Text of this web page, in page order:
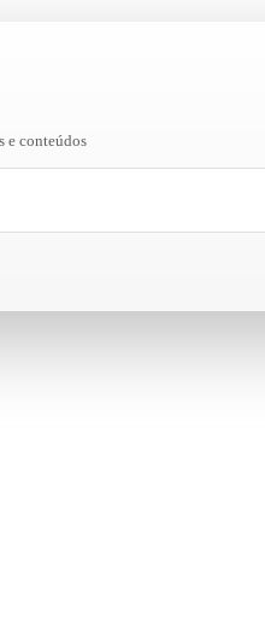
e conteúdos